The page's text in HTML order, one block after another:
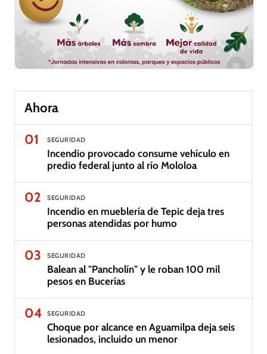
Ahora
01
SEGURIDAD
Incendio provocado consume vehículo en
predio federal junto al río Mololoa
02 SEGURIDAD
Incendio en mueblería de Tepic deja tres
personas atendidas por humo
03 SEGURIDAD
Balean al "Pancholín" y le roban 100 mil
pesos en Bucerías
04 SEGURIDAD
Choque por alcance en Aguamilpa deja seis
lesionados, incluido un menor